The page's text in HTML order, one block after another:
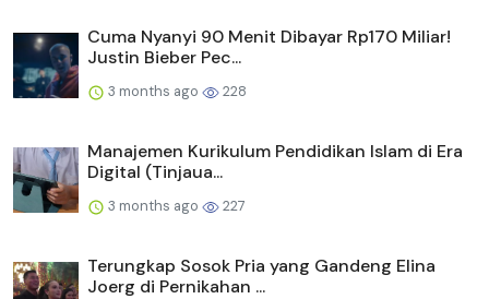
Cuma Nyanyi 90 Menit Dibayar Rp170 Miliar!
Justin Bieber Pec...
3 months ago 228
Manajemen Kurikulum Pendidikan Islam di Era
Digital (Tinjaua...
3 months ago 227
Terungkap Sosok Pria yang Gandeng Elina
Joerg di Pernikahan ...